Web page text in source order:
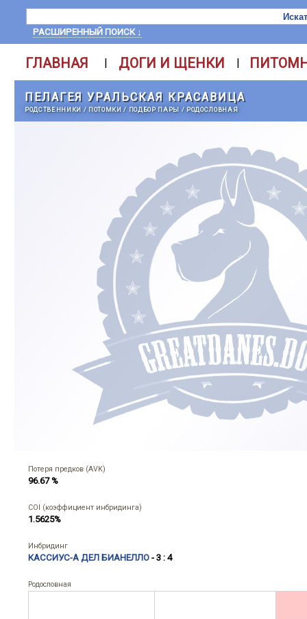
РАСШИРЕННЫЙ ПОИСК ↓
ГЛАВНАЯ | ДОГИ И ЩЕНКИ |
ПЕЛАГЕЯ УРАЛЬСКАЯ КРАСАВИЦА
РОДСТВЕННИКИ / ПОТОМКИ/ ПОДБОР ПАРЫ / РОДОСЛОВНАЯ
Потеря предков (AVK)
96.67 %
COI (коэффициент инбридинга)
1.5625%
Инбридинг
КАССИУС-А ДЕЛ БИАНЕЛЛО - 3 : 4
Родословная